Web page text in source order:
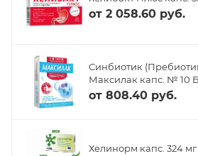
от 2 058.60 руб.
Синбиотик
Максилак капс. № 10
от 808.40 руб.
Хелинорм капс. 324